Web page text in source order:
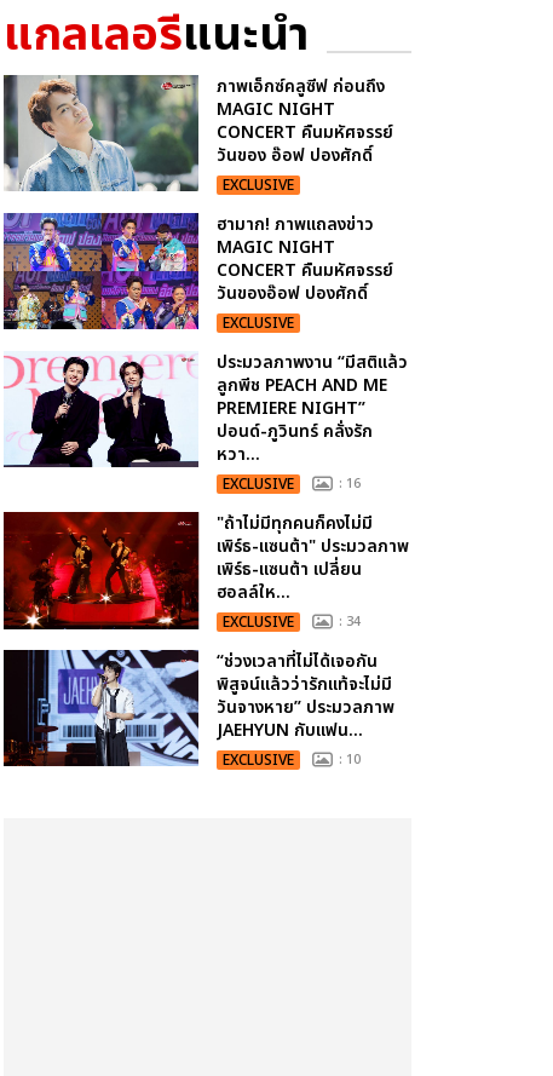
แกลเลอรีแนะนำ
ภาพเอ็กซ์คลูซีฟ ก่อนถึง
MAGIC NIGHT
CONCERT คืนมหัศจรรย์
วันของ อ๊อฟ ปองศักดิ์
EXCLUSIVE
ฮามาก! ภาพแถลงข่าว
MAGIC NIGHT
CONCERT คืนมหัศจรรย์
วันของอ๊อฟ ปองศักดิ์
EXCLUSIVE
ประมวลภาพงาน “มีสติแล้ว
ลูกพีช PEACH AND ME
PREMIERE NIGHT”
ปอนด์-ภูวินทร์ คลั่งรัก
หวา...
EXCLUSIVE : 16
"ถ้าไม่มีทุกคนก็คงไม่มี
เพิร์ธ-แซนต้า" ประมวลภาพ
เพิร์ธ-แซนต้า เปลี่ยน
ฮอลล์ให...
EXCLUSIVE : 34
“ช่วงเวลาที่ไม่ได้เจอกัน
พิสูจน์แล้วว่ารักแท้จะไม่มี
วันจางหาย” ประมวลภาพ
JAEHYUN กับแฟน...
EXCLUSIVE : 10